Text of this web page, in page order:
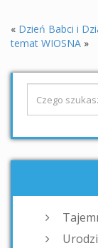
« Dzień Babci i
temat WIOSNA »